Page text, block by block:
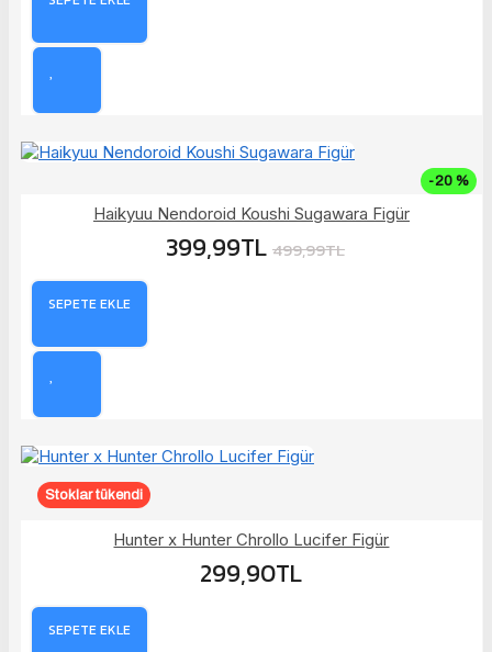
-20 %
Haikyuu Nendoroid Koushi Sugawara Figür
399,99TL 499,99TL
SEPETE EKLE
Stoklar tükendi
Hunter x Hunter Chrollo Lucifer Figür
299,90TL
SEPETE EKLE